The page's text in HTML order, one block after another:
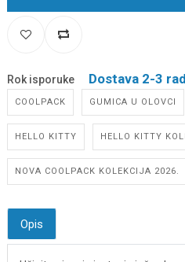
Rok isporuke Dostava 2-3
COOLPACK GUMICA U OLOVCI
HELLO KITTY HELLO KITTY
NOVA COOLPACK KOLEKCIJA 2026.
Opis